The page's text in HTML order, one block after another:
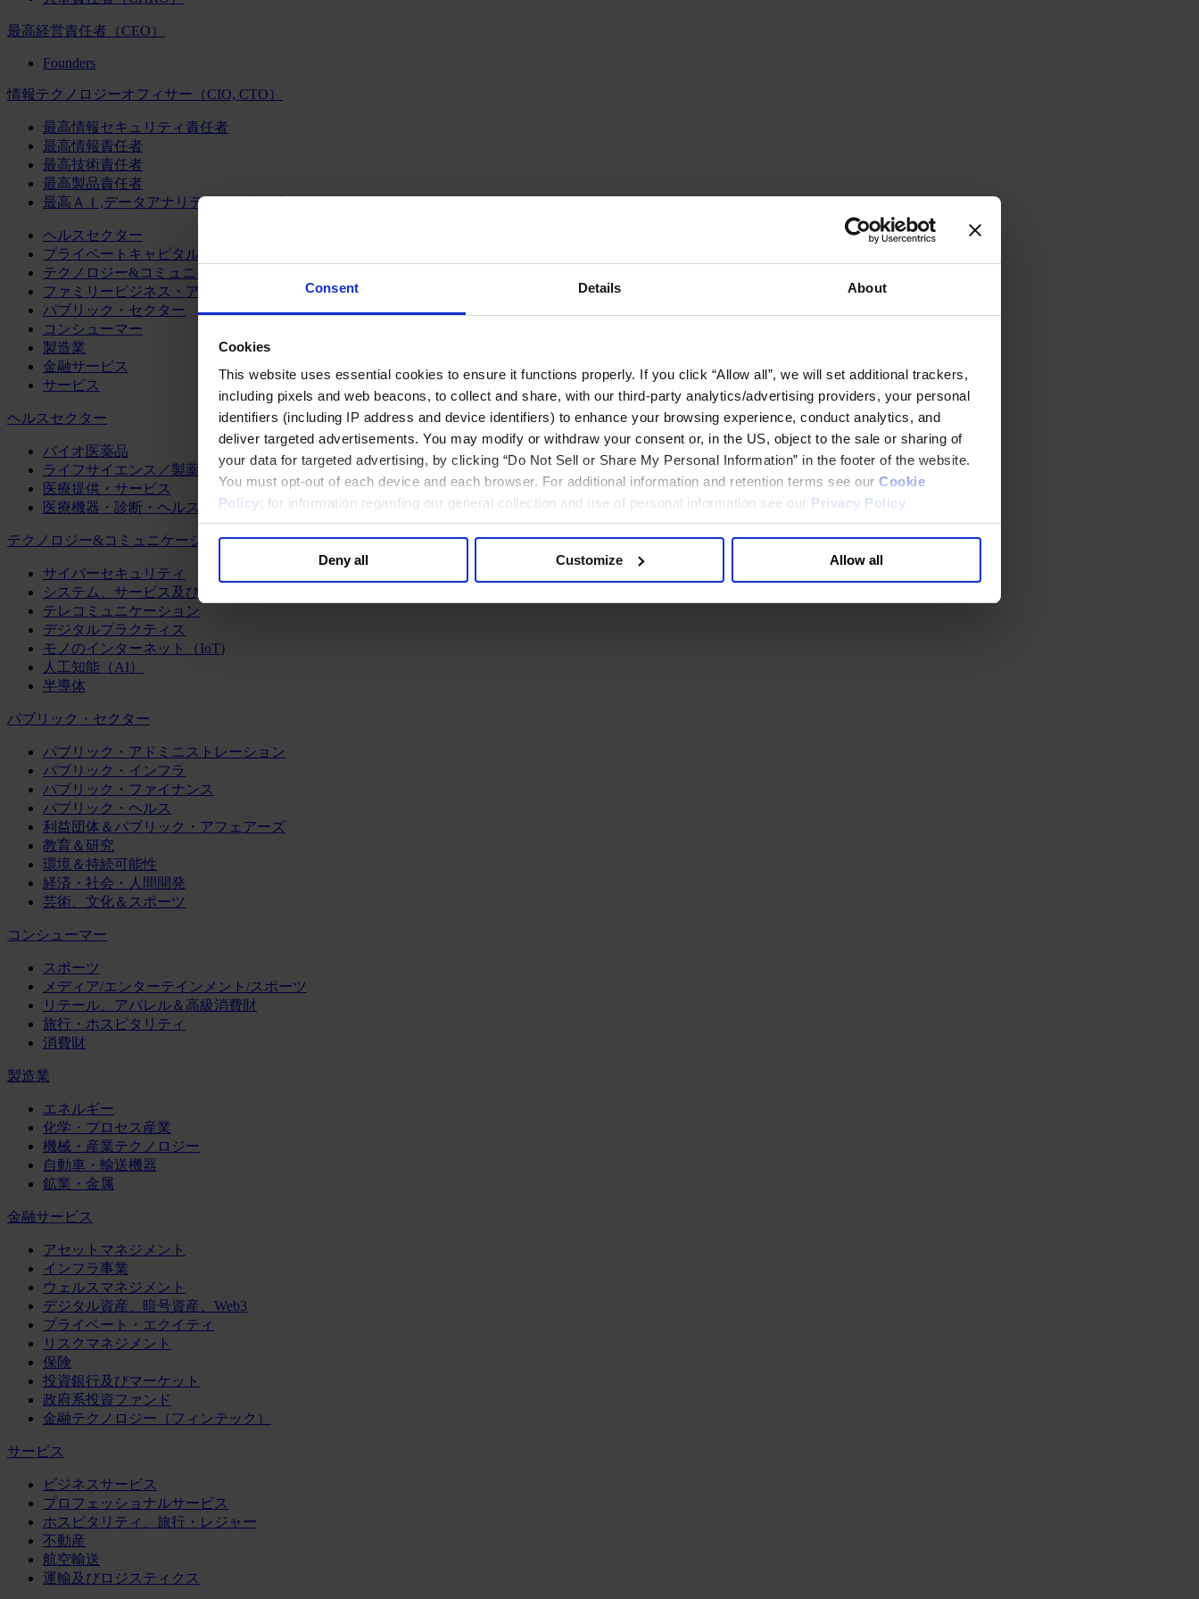
Consent Details About
Cookies
This website uses essential cookies to ensure it functions properly. If you click “Allow all”, we will set additional trackers,
including pixels and web beacons, to collect and share, with our third-party analytics/advertising providers, your personal
identifiers (including IP address and device identifiers) to enhance your browsing experience, conduct analytics, and
deliver targeted advertisements. You may modify or withdraw your consent or, in the US, object to the sale or sharing of
your data for targeted advertising, by clicking “Do Not Sell or Share My Personal Information” in the footer of the website.
You must opt-out of each device and each browser. For additional information and retention terms see our Cookie
Policy; for information regarding our general collection and use of personal information see our Privacy Policy
Deny all Customize Allow all
最高経営責任者（CEO）
Founders
情報テクノロジーオフィサー（CIO, CTO）
最高情報セキュリティ責任者
最高情報責任者
最高技術責任者
最高製品責任者
最高ＡＩ,データアナリティクス責任者
ヘルスセクター
プライベートキャピタル
テクノロジー&コミュニケーション
ファミリービジネス・アドバイザリー
パブリック・セクター
コンシューマー
製造業
金融サービス
サービス
ヘルスセクター
バイオ医薬品
ライフサイエンス／製薬
医療提供・サービス
医療機器・診断・ヘルスケアテクノロジー
テクノロジー&コミュニケーション
サイバーセキュリティ
システム、サービス及びソフトウェア
テレコミュニケーション
デジタルプラクティス
モノのインターネット（IoT)
人工知能（AI）
半導体
パブリック・セクター
パブリック・アドミニストレーション
パブリック・インフラ
パブリック・ファイナンス
パブリック・ヘルス
利益団体＆パブリック・アフェアーズ
教育＆研究
環境＆持続可能性
経済・社会・人間開発
芸術、文化＆スポーツ
コンシューマー
スポーツ
メディア/エンターテインメント/スポーツ
リテール、アパレル＆高級消費財
旅行・ホスピタリティ
消費財
製造業
エネルギー
化学・プロセス産業
機械・産業テクノロジー
自動車・輸送機器
鉱業・金属
金融サービス
アセットマネジメント
インフラ事業
ウェルスマネジメント
デジタル資産、暗号資産、Web3
プライベート・エクイティ
リスクマネジメント
保険
投資銀行及びマーケット
政府系投資ファンド
金融テクノロジー（フィンテック）
サービス
ビジネスサービス
プロフェッショナルサービス
ホスピタリティ、旅行・レジャー
不動産
航空輸送
運輸及びロジスティクス